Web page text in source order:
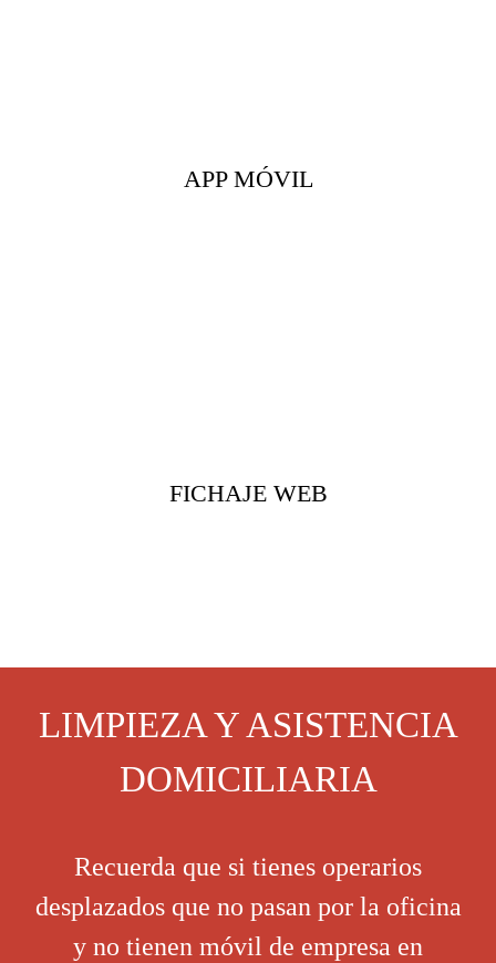
APP MÓVIL
FICHAJE WEB
LIMPIEZA Y ASISTENCIA
DOMICILIARIA
Recuerda que si tienes operarios
desplazados que no pasan por la oficina
y no tienen móvil de empresa en